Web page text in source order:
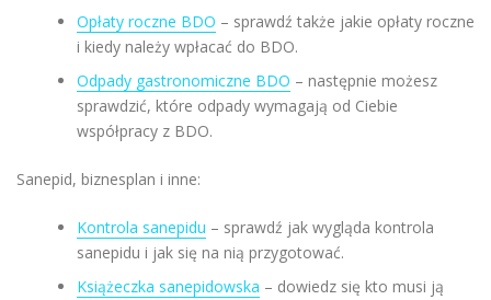
Opłaty roczne BDO – sprawdź także jakie opłaty roczne
i kiedy należy wpłacać do BDO.
Odpady gastronomiczne BDO – następnie możesz
sprawdzić, które odpady wymagają od Ciebie
współpracy z BDO.
Sanepid, biznesplan i inne:
Kontrola sanepidu – sprawdź jak wygląda kontrola
sanepidu i jak się na nią przygotować.
Książeczka sanepidowska – dowiedz się kto musi ją